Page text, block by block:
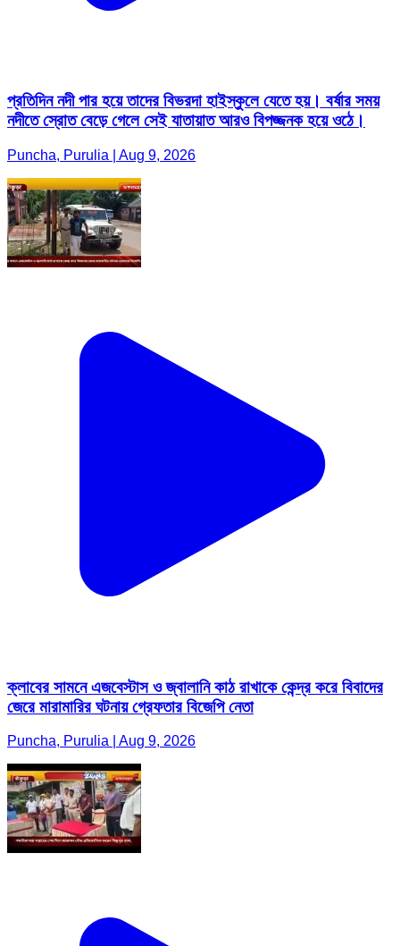
প্রতিদিন নদী পার হয়ে তাদের বিভরদা হাইস্কুলে যেতে হয়। বর্ষার সময়
নদীতে স্রোত বেড়ে গেলে সেই যাতায়াত আরও বিপজ্জনক হয়ে ওঠে।
Puncha, Purulia | Aug 9, 2026
ক্লাবের সামনে এজবেস্টাস ও জ্বালানি কাঠ রাখাকে কেন্দ্র করে বিবাদের
জেরে মারামারির ঘটনায় গ্রেফতার বিজেপি নেতা
Puncha, Purulia | Aug 9, 2026